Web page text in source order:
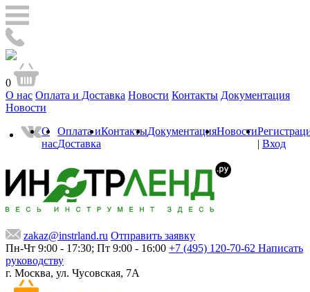
0
О нас Оплата и Доставка Новости Контакты Документация
Новости
О
нас
Оплата и
Доставка
КонтактыДокументацияНовости
| Вход
zakaz@instrland.ru Отправить заявку
Пн-Чт 9:00 - 17:30; Пт 9:00 - 16:00 +7 (495) 120-70-62 Написать
руководству
г. Москва, ул. Чусовская, 7А